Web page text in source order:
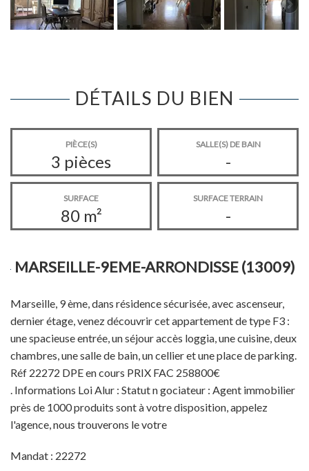
DÉTAILS DU BIEN
PIÈCE(S)
3 pièces
SALLE(S) DE BAIN
-
SURFACE
80 m²
SURFACE TERRAIN
-
MARSEILLE-9EME-ARRONDISSE (13009)
Marseille, 9 ème, dans résidence sécurisée, avec ascenseur,
dernier étage, venez découvrir cet appartement de type F3 :
une spacieuse entrée, un séjour accès loggia, une cuisine, deux
chambres, une salle de bain, un cellier et une place de parking.
Réf 22272 DPE en cours PRIX FAC 258800€
. Informations Loi Alur : Statut n gociateur : Agent immobilier
près de 1000 produits sont à votre disposition, appelez
l'agence, nous trouverons le votre
Mandat : 22272